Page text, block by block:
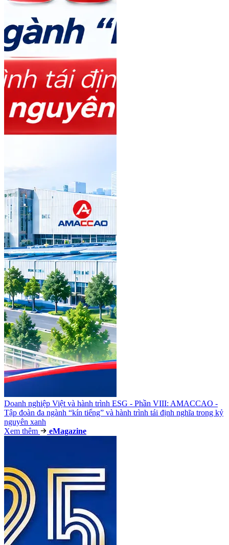
Doanh nghiệp Việt và hành trình ESG - Phần VIII: AMACCAO -
Tập đoàn đa ngành “kín tiếng” và hành trình tái định nghĩa trong kỷ
nguyên xanh
Xem thêm
eMagazine